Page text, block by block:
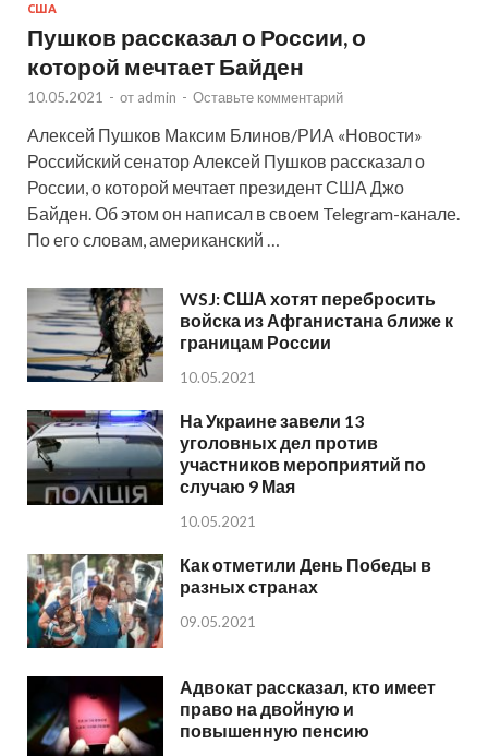
США
Пушков рассказал о России, о
которой мечтает Байден
10.05.2021 - от admin - Оставьте комментарий
Алексей Пушков Максим Блинов/РИА «Новости»
Российский сенатор Алексей Пушков рассказал о
России, о которой мечтает президент США Джо
Байден. Об этом он написал в своем Telegram-канале.
По его словам, американский …
WSJ: США хотят перебросить
войска из Афганистана ближе к
границам России
10.05.2021
На Украине завели 13
уголовных дел против
участников мероприятий по
случаю 9 Мая
10.05.2021
Как отметили День Победы в
разных странах
09.05.2021
Адвокат рассказал, кто имеет
право на двойную и
повышенную пенсию